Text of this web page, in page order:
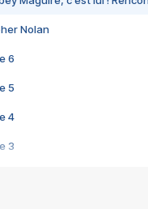
Nolan
6
5
4
3